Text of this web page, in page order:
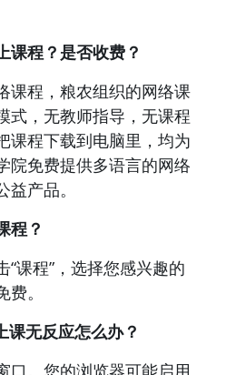
课程？是否收费？
课程，粮农组织的网络课
式，无教师指导，无课程
课程下载到电脑里，均为
院免费提供多语言的网络
产品。
程？
课程”，选择您感兴趣的
。
课无反应怎么办？
口。您的浏览器可能启用